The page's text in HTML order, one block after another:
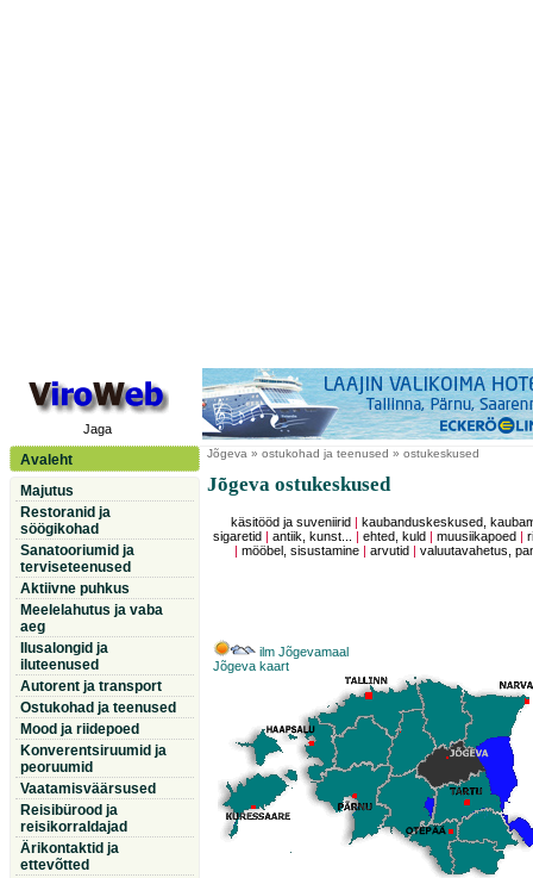
Jaga
Avaleht
Majutus
Restoranid ja
söögikohad
Sanatooriumid ja
terviseteenused
Aktiivne puhkus
Meelelahutus ja vaba
aeg
Ilusalongid ja
iluteenused
Autorent ja transport
Ostukohad ja teenused
Mood ja riidepoed
Konverentsiruumid ja
peoruumid
Vaatamisväärsused
Reisibürood ja
reisikorraldajad
Ärikontaktid ja
ettevõtted
Jõgeva » ostukohad ja teenused » ostukeskused
Jõgeva ostukeskused
käsitööd ja suveniirid
kaubanduskeskused,
sigaretid
|antiik, kunst... |ehted, kuld |muusiikapoed |
|mööbel, sisustamine |arvutid |valuutavahetus,
ilm Jõgevamaal
Jõgeva kaart